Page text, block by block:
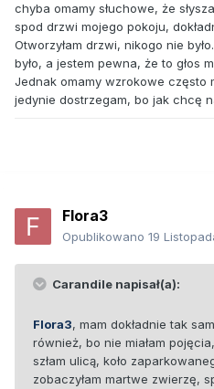
chyba omamy słuchowe, że
spod drzwi mojego pokoju,
Otworzyłam drzwi, nikogo nie
było, a jestem pewna, że to głos
Jednak omamy wzrokowe często
jedynie dostrzegam, bo jak chcę
Flora3
Opublikowano 19
Carandile napisał(a):
Flora3, mam dokładnie tak
również, bo nie miałam
szłam ulicą, koło
zobaczyłam martwe zwierzę,